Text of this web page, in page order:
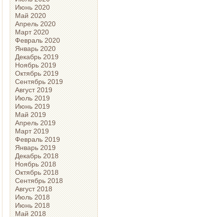
Июнь 2020
Май 2020
Апрель 2020
Март 2020
Февраль 2020
Январь 2020
Декабрь 2019
Ноябрь 2019
Октябрь 2019
Сентябрь 2019
Август 2019
Июль 2019
Июнь 2019
Май 2019
Апрель 2019
Март 2019
Февраль 2019
Январь 2019
Декабрь 2018
Ноябрь 2018
Октябрь 2018
Сентябрь 2018
Август 2018
Июль 2018
Июнь 2018
Май 2018